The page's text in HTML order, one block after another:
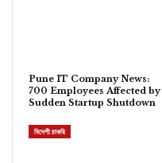
Pune IT Company News:
700 Employees Affected by
Sudden Startup Shutdown
বিদেশী চাকরি